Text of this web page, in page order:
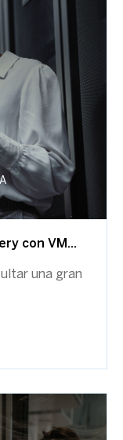
con VM...
una gran